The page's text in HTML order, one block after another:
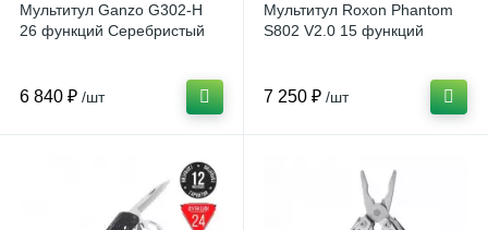
Мультитул Ganzo G302-H
26 функций Серебристый
6 840 ₽ /шт
Мультитул Roxon Phantom
S802 V2.0 15 функций
7 250 ₽ /шт